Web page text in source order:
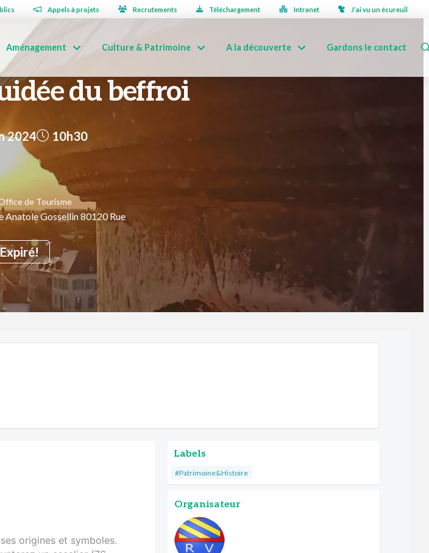
Appels à projets Recrutements Téléchargement Intranet J’ai vu un écureuil
Aménagement Culture & Patrimoine A la découverte Gardons le contact
du beffroi
2024
Expiré!
10h30
de Tourisme
Anatole Gossellin 80120 Rue
origines et symboles.
Labels
#Patrimoine&Histoire
Organisateur